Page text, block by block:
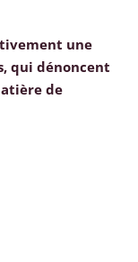
une
qui dénoncent
de